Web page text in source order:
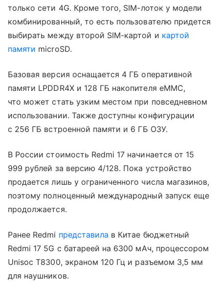
только сети 4G. Кроме того, SIM-лоток у модели
комбинированный, то есть пользователю придется
выбирать между второй SIM-картой и картой
памяти microSD.
Базовая версия оснащается 4 ГБ оперативной
памяти LPDDR4X и 128 ГБ накопителя eMMC,
что может стать узким местом при повседневном
использовании. Также доступны конфигурации
с 256 ГБ встроенной памяти и 6 ГБ ОЗУ.
В России стоимость Redmi 17 начинается от 15
999 рублей за версию 4/128. Пока устройство
продается лишь у ограниченного числа магазинов,
поэтому полноценный международный запуск еще
продолжается.
Ранее Redmi представила в Китае бюджетный
Redmi 17 5G с батареей на 6300 мАч, процессором
Unisoc T8300, экраном 120 Гц и разъемом 3,5 мм
для наушников.